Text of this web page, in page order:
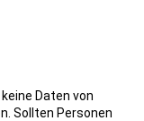
Daten von
Sollten Personen